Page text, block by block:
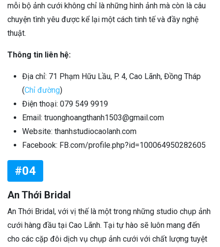
mỗi bộ ảnh cưới không chỉ là những hình ảnh mà còn là câu
chuyện tình yêu được kể lại một cách tinh tế và đầy nghệ
thuật.
Thông tin liên hệ:
Địa chỉ: 71 Phạm Hữu Lầu, P. 4, Cao Lãnh, Đồng Tháp
(Chỉ đường)
Điện thoại: 079 549 9919
Email: truonghoangthanh1503@gmail.com
Website: thanhstudiocaolanh.com
Facebook: FB.com/profile.php?id=100064950282605
#04
An Thới Bridal
An Thới Bridal, với vị thế là một trong những studio chụp ảnh
cưới hàng đầu tại Cao Lãnh. Tại tự hào sẽ luôn mang đến
cho các cặp đôi dịch vụ chụp ảnh cưới với chất lượng tuyệt